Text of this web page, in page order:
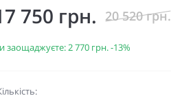
750 грн. 20 520 грн.
заощаджуєте:2 770 грн.-13%